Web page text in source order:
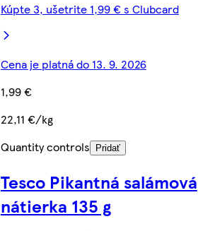
Kúpte 3, ušetrite 1,99 € s Clubcard
Cena je platná do 13. 9. 2026
1,99 €
22,11 €/kg
Quantity controls
Pridať
Tesco Pikantná salámová
nátierka 135 g